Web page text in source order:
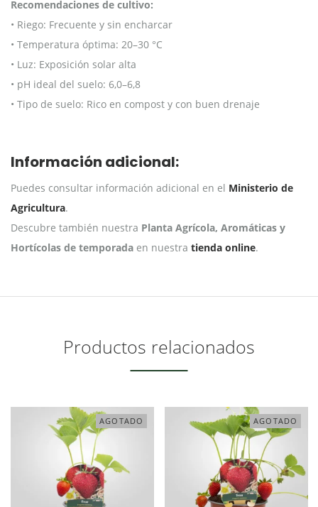
Recomendaciones de cultivo:
• Riego: Frecuente y sin encharcar
• Temperatura óptima: 20–30 °C
• Luz: Exposición solar alta
• pH ideal del suelo: 6,0–6,8
• Tipo de suelo: Rico en compost y con buen drenaje
Información adicional:
Puedes consultar información adicional en el Ministerio de
Agricultura.
Descubre también nuestra Planta Agrícola, Aromáticas y
Hortícolas de temporada en nuestra tienda online.
Productos relacionados
AGOTADO AGOTADO